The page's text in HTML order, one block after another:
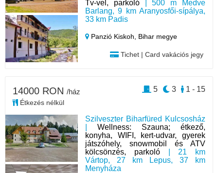
Tv-vel, parkoló| 500 m Medve
Barlang, 9 km Aranyosfői-sípálya,
33 km Padis
Panzió Kiskoh, Bihar megye
Tichet | Card vakációs jegy
Szilveszter Biharfüred Kulcsosház
|Wellness: Szauna; étkező,
konyha, WIFI, kert-udvar, gyerek
játszóhely, snowmobil és ATV
kölcsönzés, parkoló| 21 km
Vártop, 27 km Lepus, 37 km
Menyháza
14000 RON /ház
Étkezés nélkül
1 - 15
3
5